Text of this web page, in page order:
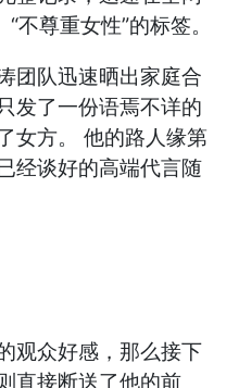
不尊重女性”的标签。
团队迅速晒出家庭合
发了一份语焉不详的
女方。 他的路人缘第
经谈好的高端代言随
观众好感，那么接下
直接断送了他的前